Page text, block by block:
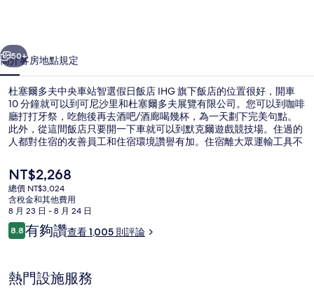
車
站
智
選
假
日
飯
店
IHG
下
個 下一個
50+
簡介客房地點規定
杜塞爾多夫中央車站智選假日飯店 IHG 旗下飯店的位置很好，開車
10 分鐘就可以到可尼沙里和杜塞爾多夫展覽有限公司。您可以到咖啡
廳打打牙祭，吃飽後再去酒吧/酒廊喝幾杯，為一天劃下完美句點。
此外，從這間飯店只要開一下車就可以到默克爾遊戲競技場。住過的
人都對住宿的友善員工和住宿環境讚譽有加。住宿離大眾運輸工具不
Straße 電車站也只要 7 分鐘。
目
前
的
價
格
是
NT$2,268
總價 NT$3,024
含稅金和其他費用
8 月 23 日 - 8 月 24 日
評
論
8.88.8 分，滿分 10 分，
有夠讚查看 1,005 則評論
熱門設施服務